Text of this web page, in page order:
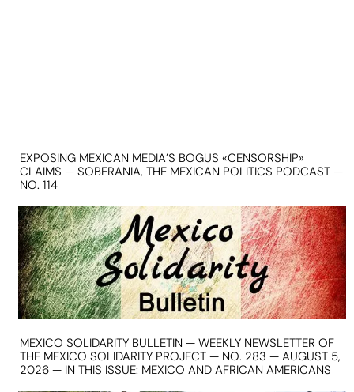
EXPOSING MEXICAN MEDIA’S BOGUS «CENSORSHIP»
CLAIMS — SOBERANIA, THE MEXICAN POLITICS PODCAST —
NO. 114
MEXICO SOLIDARITY BULLETIN — WEEKLY NEWSLETTER OF
THE MEXICO SOLIDARITY PROJECT — NO. 283 — AUGUST 5,
2026 — IN THIS ISSUE: MEXICO AND AFRICAN AMERICANS